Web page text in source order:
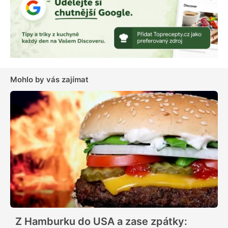
Mohlo by vás zajímat
Z Hamburku do USA a zase zpátky: